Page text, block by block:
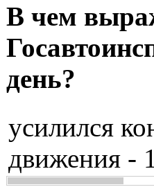
В чем
день?
усилился
движения -